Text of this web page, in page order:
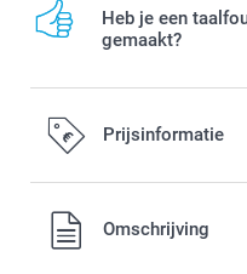
Heb je een
gemaakt?
Prijsinformatie
Alle prijzen zijn in EURO
verzendkosten.Omschrijving